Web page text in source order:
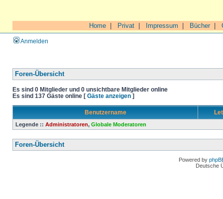
Home Privat Impressum Bücher|
Anmelden
Foren-Übersicht
Es sind 0 Mitglieder und 0 unsichtbare Mitglieder online
Es sind 137 Gäste online [ Gäste anzeigen ]
Benutzername
Legende :: Administratoren, Globale Moderatoren
Foren-Übersicht
Powered by
Deutsche